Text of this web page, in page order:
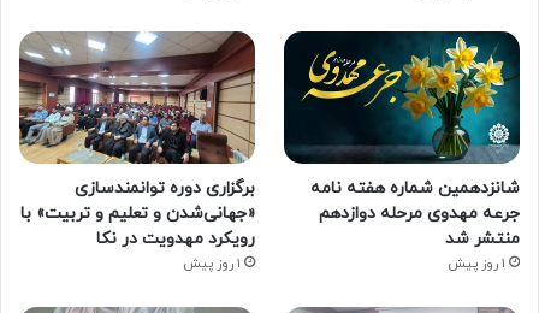
شانزدهمین شماره هفته‌ نامه
جرعه مهدوی مرحله دوازدهم
منتشر شد
1 روز پیش
برگزاری دوره توانمندسازی
«جهانی‌شدن و تعلیم و تربیت» با
رویکرد مهدویت در نکا
1 روز پیش